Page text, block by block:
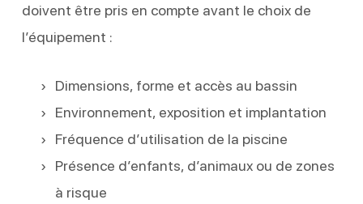
doivent être pris en compte avant le choix de
l’équipement :
Dimensions, forme et accès au bassin
Environnement, exposition et implantation
Fréquence d’utilisation de la piscine
Présence d’enfants, d’animaux ou de zones
à risque